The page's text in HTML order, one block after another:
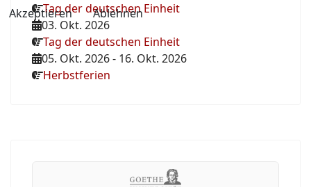
Tag der deutschen Einheit
03. Okt. 2026
Tag der deutschen Einheit
05. Okt. 2026- 16. Okt. 2026
Herbstferien
Akzeptieren
Ablehnen